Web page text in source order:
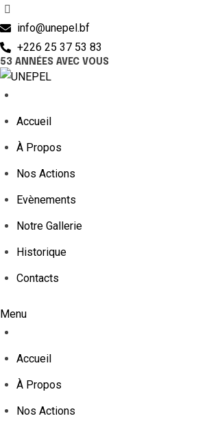
info@unepel.bf
+226 25 37 53 83
53 ANNÉES AVEC VOUS
Accueil
À Propos
Nos Actions
Evènements
Notre Gallerie
Historique
Contacts
Menu
Accueil
À Propos
Nos Actions